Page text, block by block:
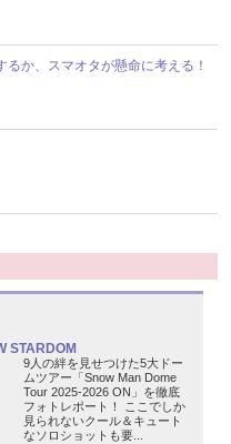
か、スマオタが懸命に考える！
STARDOM
9人の絆を見せつけた5大ドー
ムツアー「Snow Man Dome
Tour 2025-2026 ON」を徹底
フォトレポート！ ここでしか
見られないクール＆キュート
なソロショットも要...